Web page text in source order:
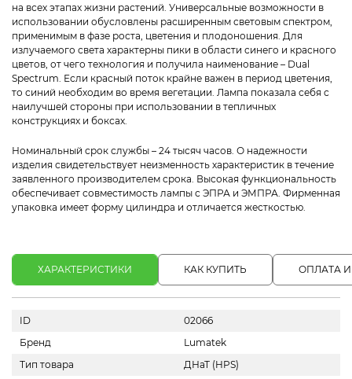
на всех этапах жизни растений. Универсальные возможности в
использовании обусловлены расширенным световым спектром,
применимым в фазе роста, цветения и плодоношения. Для
излучаемого света характерны пики в области синего и красного
цветов, от чего технология и получила наименование – Dual
Spectrum. Если красный поток крайне важен в период цветения,
то синий необходим во время вегетации. Лампа показала себя с
наилучшей стороны при использовании в тепличных
конструкциях и боксах.
Номинальный срок службы – 24 тысяч часов. О надежности
изделия свидетельствует неизменность характеристик в течение
заявленного производителем срока. Высокая функциональность
обеспечивает совместимость лампы с ЭПРА и ЭМПРА. Фирменная
упаковка имеет форму цилиндра и отличается жесткостью.
ХАРАКТЕРИСТИКИ КАК КУПИТЬ ОПЛАТА
ID
02066
Бренд
Lumatek
Тип товара
ДНаТ (HPS)